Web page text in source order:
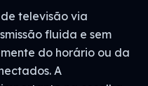
televisão via
fluida e sem
do horário ou da
A